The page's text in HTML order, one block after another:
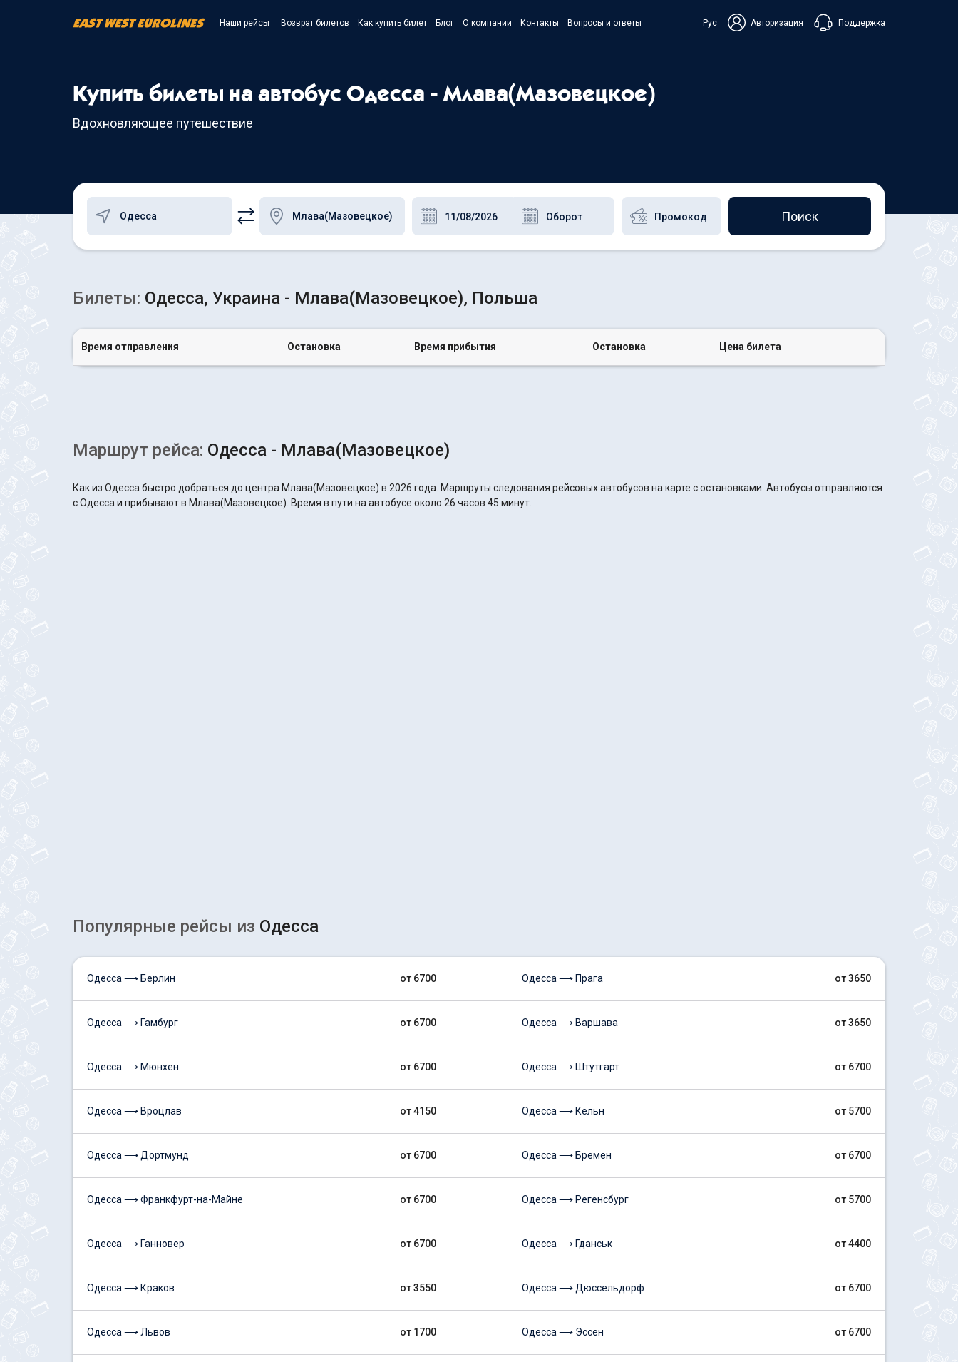
Наши рейсы Возврат билетов Как купить билет Блог О компании Контакты Вопросы и ответы Рус
- Polski
Авторизация Поддержка
Чат в Messenger
Купить билеты на автобус Одесса - Млава(Мазовецкое)
Вдохновляющее путешествие
Поиск
Билеты: Одесса, Украина - Млава(Мазовецкое), Польша
Время отправления Остановка Время прибытия Остановка Цена билета
Маршрут рейса: Одесса - Млава(Мазовецкое)
Как из Одесса быстро добраться до центра Млава(Мазовецкое) в 2026 года. Маршруты следования рейсовых автобусов на карте с остановками. Автобусы отправляются
с Одесса и прибывают в Млава(Мазовецкое). Время в пути на автобусе около 26 часов 45 минут.
Популярные рейсы из Одесса
Одесса ⟶ Берлин от 6700
Одесса ⟶ Гамбург от 6700
Одесса ⟶ Мюнхен от 6700
Одесса ⟶ Вроцлав от 4150
Одесса ⟶ Дортмунд от 6700
Одесса ⟶ Франкфурт-на-Майне от 6700
Одесса ⟶ Ганновер от 6700
Одесса ⟶ Краков от 3550
Одесса ⟶ Львов от 1700
Одесса ⟶ Прага от 3650
Одесса ⟶ Варшава от 3650
Одесса ⟶ Штутгарт от 6700
Одесса ⟶ Кельн от 5700
Одесса ⟶ Бремен от 6700
Одесса ⟶ Регенсбург от 5700
Одесса ⟶ Гданськ от 4400
Одесса ⟶ Дюссельдорф от 6700
Одесса ⟶ Эссен от 6700